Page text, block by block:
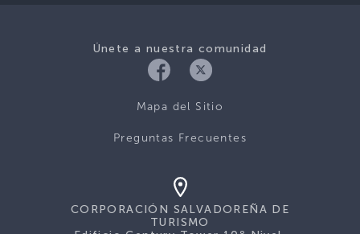
Únete a nuestra comunidad
Mapa del Sitio
Preguntas Frecuentes
CORPORACIÓN SALVADOREÑA DE
TURISMO